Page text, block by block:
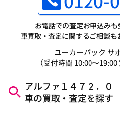
お電話での査定お申込みも
車買取・査定に関するご相談も
ユーカーパック サ
（受付時間 10:00～
アルファ１４７２．
車の買取・査定を探す